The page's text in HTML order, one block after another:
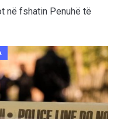
në fshatin Penuhë të